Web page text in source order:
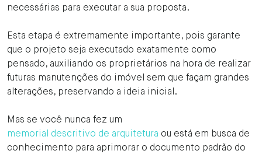
necessárias para executar a sua proposta.
Esta etapa é extremamente importante, pois garante
que o projeto seja executado exatamente como
pensado, auxiliando os proprietários na hora de realizar
futuras manutenções do imóvel sem que façam grandes
alterações, preservando a ideia inicial.
Mas se você nunca fez um
memorial descritivo de arquitetura ou está em busca de
conhecimento para aprimorar o documento padrão do